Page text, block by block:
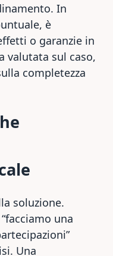
In
è
o garanzie in
valutata sul caso,
completezza
soluzione.
una
Una